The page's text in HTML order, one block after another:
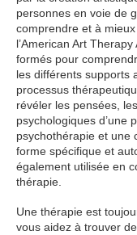
personnes en voie de
comprendre et à
l’American Art
formés pour
les différents supports
processus
révéler les pensées,
psychologiques d’une
psychothérapie et une
forme spécifique et
également utilisée en
thérapie.
Une thérapie est
vous aidez à trouver